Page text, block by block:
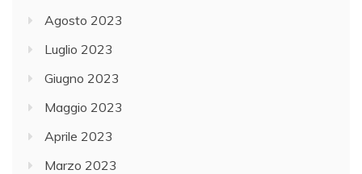
Agosto 2023
Luglio 2023
Giugno 2023
Maggio 2023
Aprile 2023
Marzo 2023